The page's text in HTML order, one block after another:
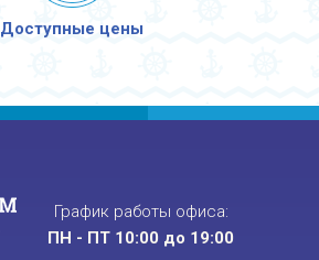
Доступные цены
График работы офиса:
ПН - ПТ 10:00 до 19:00